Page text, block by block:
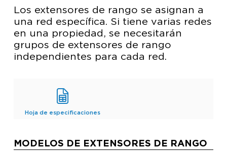
Los extensores de rango se asignan a
una red específica. Si tiene varias redes
en una propiedad, se necesitarán
grupos de extensores de rango
independientes para cada red.
Hoja de especificaciones
MODELOS DE EXTENSORES DE RANGO